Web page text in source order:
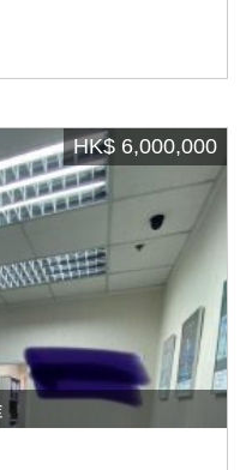
HK$ 6,000,000